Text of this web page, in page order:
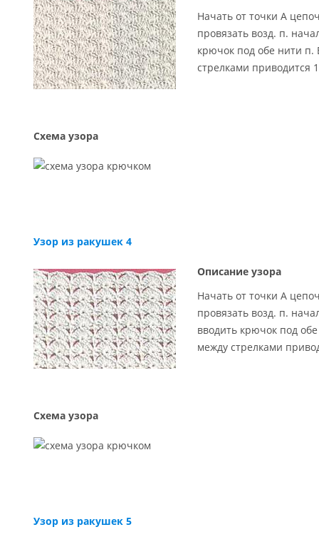
Начать от точки А
провязать возд. п.
крючок под обе нити
стрелками приводится
Схема узора
Узор из ракушек 4
Описание узора
Начать от точки А
провязать возд. п.
вводить крючок под
между стрелками
Схема узора
Узор из ракушек 5